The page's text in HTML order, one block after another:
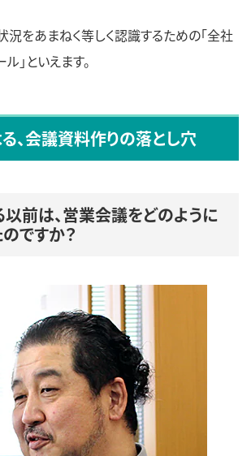
況をあまねく等しく認識するための「全社
」といえます。
、会議資料作りの落とし穴
前は、営業会議をどのように
ですか？